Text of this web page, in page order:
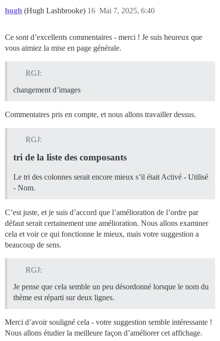
hugh (Hugh Lashbrooke) Mai 7, 2025, 6:40
16
Ce sont d’excellents commentaires - merci ! Je suis heureux que
vous aimiez la mise en page générale.
RGJ:
changement d’images
Commentaires pris en compte, et nous allons travailler dessus.
RGJ:
tri de la liste des composants
Le tri des colonnes serait encore mieux s’il était Activé - Utilisé
- Nom.
C’est juste, et je suis d’accord que l’amélioration de l’ordre par
défaut serait certainement une amélioration. Nous allons examiner
cela et voir ce qui fonctionne le mieux, mais votre suggestion a
beaucoup de sens.
RGJ:
Je pense que cela semble un peu désordonné lorsque le nom du
thème est réparti sur deux lignes.
Merci d’avoir souligné cela - votre suggestion semble intéressante !
Nous allons étudier la meilleure façon d’améliorer cet affichage.